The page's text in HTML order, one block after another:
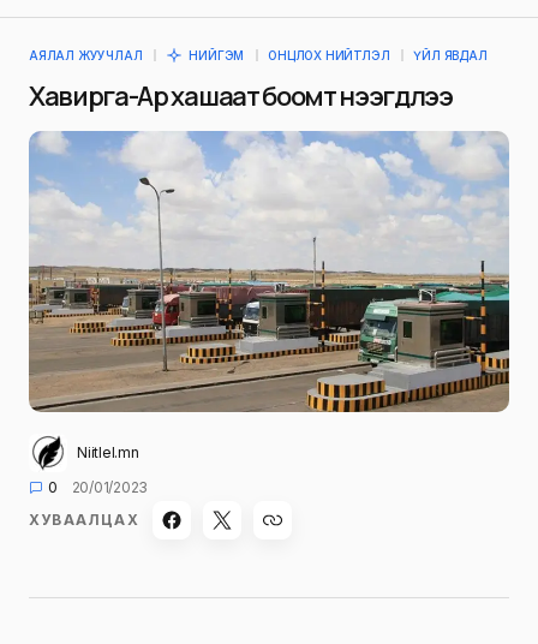
АЯЛАЛ ЖУУЧЛАЛ НИЙГЭМ ОНЦЛОХ НИЙТЛЭЛ ҮЙЛ ЯВДАЛ
Хавирга-Ар хашаат боомт нээгдлээ
Niitlel.mn
0
20/01/2023
ХУВААЛЦАХ